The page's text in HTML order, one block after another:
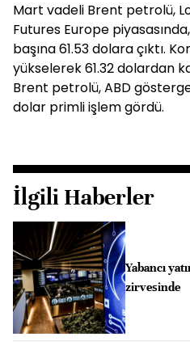
Mart vadeli Brent petrolü,
Futures Europe
başına 61.53 dolara çıktı.
yükselerek 61.32 dolardan
Brent petrolü, ABD
dolar primli işlem gördü.
İlgili Haberler
Yabancı
zirvesinde